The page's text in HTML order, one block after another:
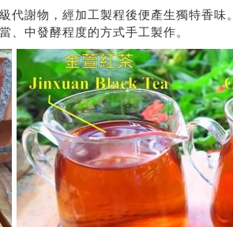
代謝物，經加工製程後便產生獨特香味。
、中發酵程度的方式手工製作。